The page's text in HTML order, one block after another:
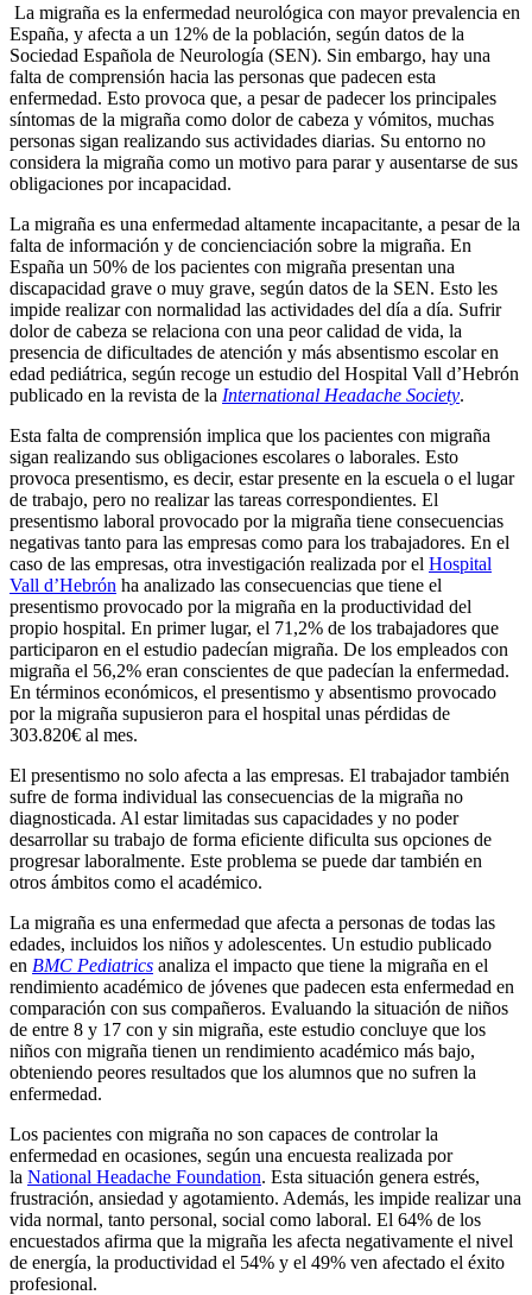
La migraña es la enfermedad neurológica con mayor prevalencia en
España, y afecta a un 12% de la población, según datos de la
Sociedad Española de Neurología (SEN). Sin embargo, hay una
falta de comprensión hacia las personas que padecen esta
enfermedad. Esto provoca que, a pesar de padecer los principales
síntomas de la migraña como dolor de cabeza y vómitos, muchas
personas sigan realizando sus actividades diarias. Su entorno no
considera la migraña como un motivo para parar y ausentarse de sus
obligaciones por incapacidad.
La migraña es una enfermedad altamente incapacitante, a pesar de la
falta de información y de concienciación sobre la migraña. En
España un 50% de los pacientes con migraña presentan una
discapacidad grave o muy grave, según datos de la SEN. Esto les
impide realizar con normalidad las actividades del día a día. Sufrir
dolor de cabeza se relaciona con una peor calidad de vida, la
presencia de dificultades de atención y más absentismo escolar en
edad pediátrica, según recoge un estudio del Hospital Vall d’Hebrón
publicado en la revista de la International Headache Society.
Esta falta de comprensión implica que los pacientes con migraña
sigan realizando sus obligaciones escolares o laborales. Esto
provoca presentismo, es decir, estar presente en la escuela o el lugar
de trabajo, pero no realizar las tareas correspondientes. El
presentismo laboral provocado por la migraña tiene consecuencias
negativas tanto para las empresas como para los trabajadores. En el
caso de las empresas, otra investigación realizada por el Hospital
Vall d’Hebrón ha analizado las consecuencias que tiene el
presentismo provocado por la migraña en la productividad del
propio hospital. En primer lugar, el 71,2% de los trabajadores que
participaron en el estudio padecían migraña. De los empleados con
migraña el 56,2% eran conscientes de que padecían la enfermedad.
En términos económicos, el presentismo y absentismo provocado
por la migraña supusieron para el hospital unas pérdidas de
303.820€ al mes.
El presentismo no solo afecta a las empresas. El trabajador también
sufre de forma individual las consecuencias de la migraña no
diagnosticada. Al estar limitadas sus capacidades y no poder
desarrollar su trabajo de forma eficiente dificulta sus opciones de
progresar laboralmente. Este problema se puede dar también en
otros ámbitos como el académico.
La migraña es una enfermedad que afecta a personas de todas las
edades, incluidos los niños y adolescentes. Un estudio publicado
en BMC Pediatrics analiza el impacto que tiene la migraña en el
rendimiento académico de jóvenes que padecen esta enfermedad en
comparación con sus compañeros. Evaluando la situación de niños
de entre 8 y 17 con y sin migraña, este estudio concluye que los
niños con migraña tienen un rendimiento académico más bajo,
obteniendo peores resultados que los alumnos que no sufren la
enfermedad.
Los pacientes con migraña no son capaces de controlar la
enfermedad en ocasiones, según una encuesta realizada por
la National Headache Foundation. Esta situación genera estrés,
frustración, ansiedad y agotamiento. Además, les impide realizar una
vida normal, tanto personal, social como laboral. El 64% de los
encuestados afirma que la migraña les afecta negativamente el nivel
de energía, la productividad el 54% y el 49% ven afectado el éxito
profesional.